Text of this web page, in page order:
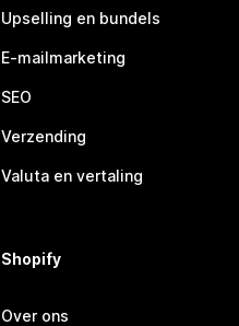
Upselling en bundels
E-mailmarketing
SEO
Verzending
Valuta en vertaling
Shopify
Over ons